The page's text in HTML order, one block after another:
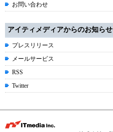
お問い合わせ
アイティメディアからのお知らせ
プレスリリース
メールサービス
RSS
Twitter